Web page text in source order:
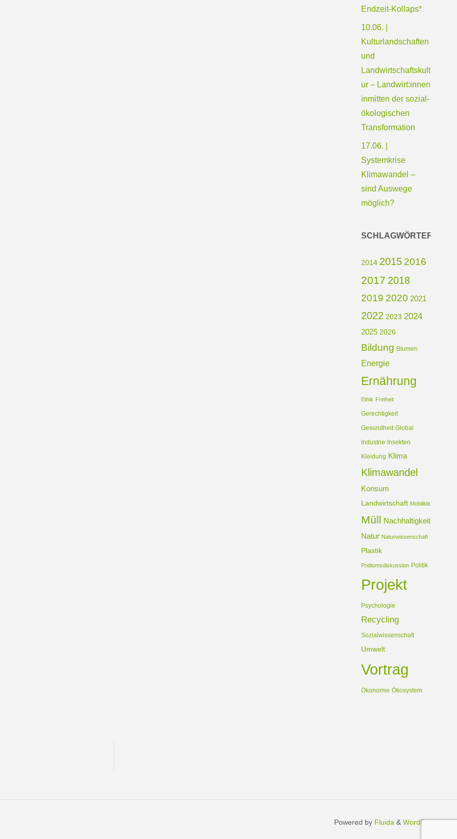
Endzeit-Kollaps*
10.06. |
Kulturlandschaften
und
Landwirtschaftskult
ur – Landwirt:innen
inmitten der sozial-
ökologischen
Transformation
17.06. |
Systemkrise
Klimawandel –
sind Auswege
möglich?
SCHLAGWÖRTER
2014 2015 2016
2017 2018
2019 2020 2021
2022 2023 2024
2025 2026
Bildung Blumen
Energie
Ernährung
Ethik Freiheit
Gerechtigkeit
Gesundheit Global
Industrie Insekten
Kleidung Klima
Klimawandel
Konsum
Landwirtschaft Mobilität
Müll Nachhaltigkeit
Natur Naturwissenschaft
Plastik
Podiumsdiskussion Politik
Projekt
Psychologie
Recycling
Sozialwissenschaft
Umwelt
Vortrag
Ökonomie Ökosystem
Powered by Fluida & WordPress.